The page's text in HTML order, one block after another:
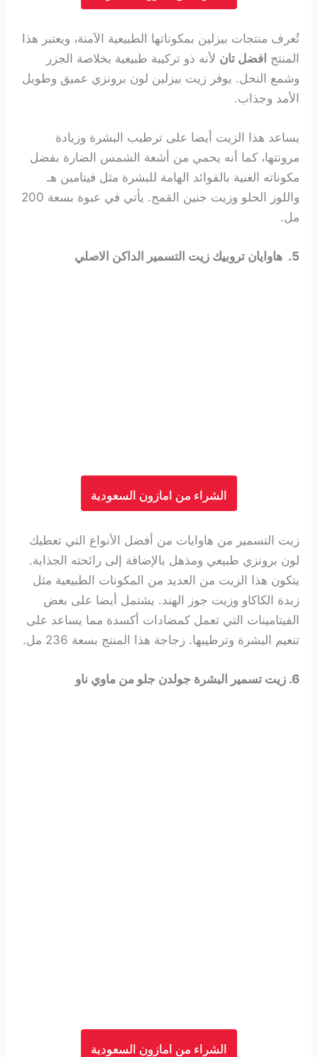
تُعرف منتجات بيزلين بمكوناتها الطبيعية الآمنة، ويعتبر هذا
المنتج افضل تان لأنه ذو تركيبة طبيعية بخلاصة الجزر
وشمع النحل. يوفر زيت بيزلين لون برونزي عميق وطويل
الأمد وجذاب.
يساعد هذا الزيت أيضا على ترطيب البشرة وزيادة
مرونتها، كما أنه يحمي من أشعة الشمس الضارة بفضل
مكوناته الغنية بالفوائد الهامة للبشرة مثل فيتامين هـ
واللوز الحلو وزيت جنين القمح. يأتي في عبوة بسعة 200
مل.
5. هاوايان تروبيك زيت التسمير الداكن الاصلي
الشراء من امازون السعودية
زيت التسمير من هاوايات من أفضل الأنواع التي تعطيك
لون برونزي طبيعي ومذهل بالإضافة إلى رائحته الجذابة.
يتكون هذا الزيت من العديد من المكونات الطبيعية مثل
زبدة الكاكاو وزيت جوز الهند. يشتمل أيضا على بعض
الفيتامينات التي تعمل كمضادات أكسدة مما يساعد على
تنعيم البشرة وترطيبها. زجاجة هذا المنتج بسعة 236 مل.
6. زيت تسمير البشرة جولدن جلو من ماوي ناو
الشراء من امازون السعودية